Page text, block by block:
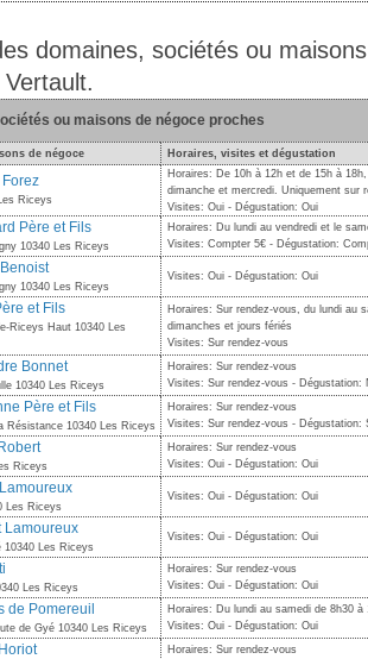
domaines, sociétés ou
ou maisons de négoce proches
de négoce Horaires, visites et dégustation
Riceys
Horaires: De 10h à 12h et de 15h à
dimanche et mercredi. Uniquement sur
Visites: Oui - Dégustation: Oui
Père et Fils
10340 Les Riceys
Horaires: Du lundi au vendredi et le
Visites: Compter 5€ - Dégustation:
10340 Les Riceys
Visites: Oui - Dégustation: Oui
et Fils
Riceys Haut 10340 Les
Horaires: Sur rendez-vous, du lundi au
dimanches et jours fériés
Visites: Sur rendez-vous
Bonnet
10340 Les Riceys
Horaires: Sur rendez-vous
Visites: Sur rendez-vous - Dégustation:
Père et Fils
Résistance 10340 Les Riceys
Horaires: Sur rendez-vous
Visites: Sur rendez-vous - Dégustation:
Riceys
Horaires: Sur rendez-vous
Visites: Oui - Dégustation: Oui
Les Riceys
Visites: Oui - Dégustation: Oui
Lamoureux
10340 Les Riceys
Visites: Oui - Dégustation: Oui
Les Riceys
Horaires: Sur rendez-vous
Visites: Oui - Dégustation: Oui
de Pomereuil
de Gyé 10340 Les Riceys
Horaires: Du lundi au samedi de 8h30 à
Visites: Oui - Dégustation: Oui
Horaires: Sur rendez-vous